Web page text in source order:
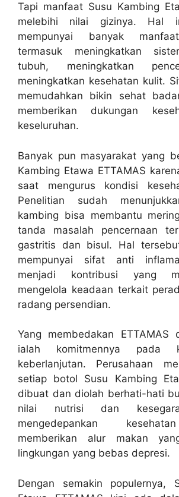
Tapi manfaat Susu Kambing
melebihi nilai gizinya. Hal
mempunyai banyak
termasuk meningkatkan
tubuh, meningkatkan
meningkatkan kesehatan kulit.
memudahkan bikin sehat
memberikan dukungan
keseluruhan.
Banyak pun masyarakat yang
Kambing Etawa ETTAMAS
saat mengurus kondisi
Penelitian sudah
kambing bisa membantu
tanda masalah pencernaan
gastritis dan bisul. Hal
mempunyai sifat anti
menjadi kontribusi yang
mengelola keadaan terkait
radang persendian.
Yang membedakan ETTAMAS
ialah komitmennya pada
keberlanjutan. Perusahaan
setiap botol Susu Kambing
dibuat dan diolah berhati-hati
nilai nutrisi dan
mengedepankan
memberikan alur makan
lingkungan yang bebas depresi.
Dengan semakin populernya,